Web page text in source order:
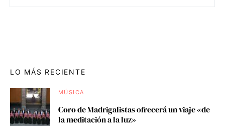
LO MÁS RECIENTE
MÚSICA
Coro de Madrigalistas ofrecerá un viaje «de
la meditación a la luz»